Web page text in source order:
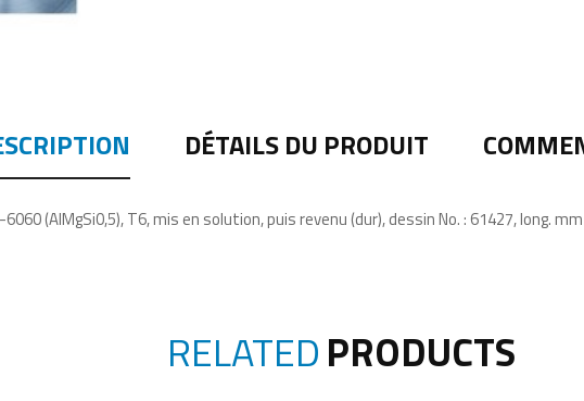
DÉTAILS DU PRODUIT
(AlMgSi0,5), T6, mis en solution, puis revenu (dur), dessin No. : 61427, long.
RELATEDPRODUCTS